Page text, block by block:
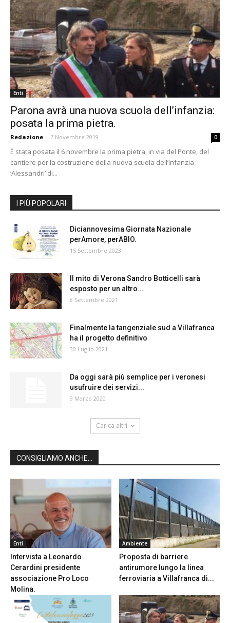
Enti
Parona avrà una nuova scuola dell’infanzia:
posata la prima pietra.
Redazione - 7 Novembre 2019 0
È stata posata il 6 novembre la prima pietra, in via del Ponte, del
cantiere per la costruzione della nuova scuola dell’infanzia
‘Alessandri’ di...
I PIÙ POPOLARI
Diciannovesima Giornata Nazionale
perAmore, perABIO.
15 Settembre 2023
Il mito di Verona Sandro Botticelli sarà
esposto per un altro...
8 Settembre 2021
Finalmente la tangenziale sud a Villafranca
ha il progetto definitivo
30 Luglio 2021
Da oggi sarà più semplice per i veronesi
usufruire dei servizi...
9 Marzo 2020
Carica altri
CONSIGLIAMO ANCHE...
Enti
Intervista a Leonardo
Cerardini presidente
associazione Pro Loco
Molina.
Ambiente
Proposta di barriere
antirumore lungo la linea
ferroviaria a Villafranca di...